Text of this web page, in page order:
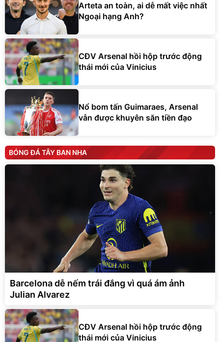
Arteta an toàn, ai dễ mất việc nhất
Ngoại hạng Anh?
CĐV Arsenal hồi hộp trước động
thái mới của Vinicius
Nổ bom tấn Guimaraes, Arsenal
vẫn được khuyên săn tiền đạo
BÓNG ĐÁ TÂY BAN NHA
Barcelona dễ nếm trái đắng vì quá ám ảnh
Julian Alvarez
CĐV Arsenal hồi hộp trước động
thái mới của Vinicius